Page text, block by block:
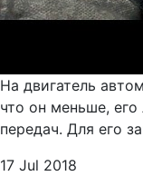
На двигатель
что он меньше, его
передач. Для его
17 Jul 2018